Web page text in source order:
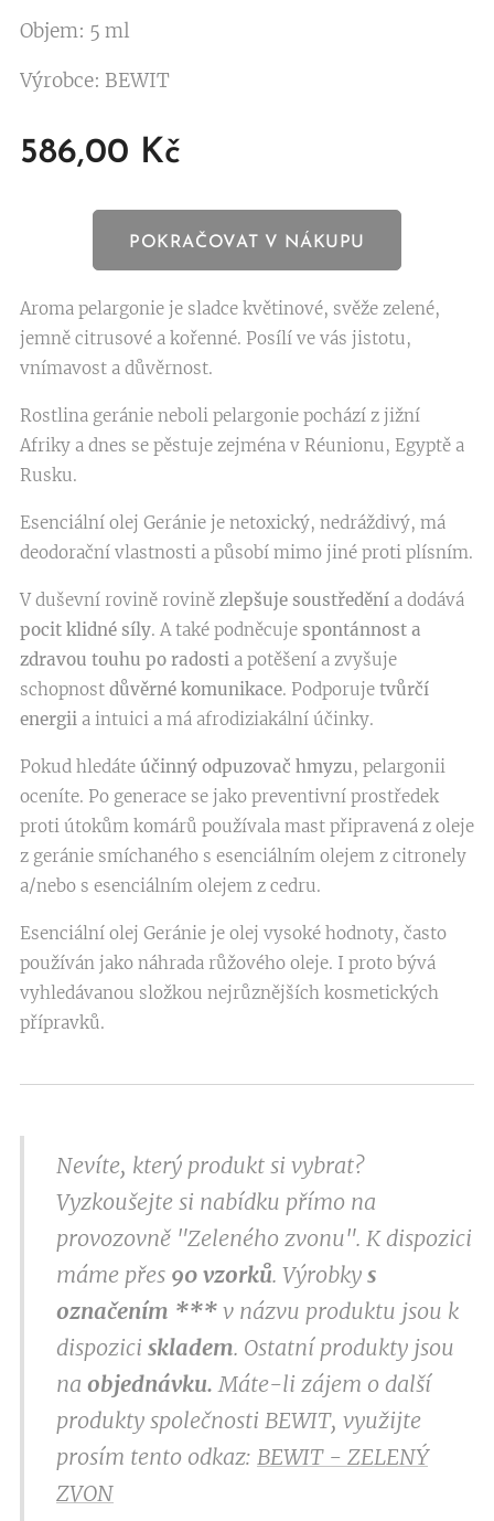
Objem: 5 ml
Výrobce: BEWIT
586,00 Kč
POKRAČOVAT V NÁKUPU
Aroma pelargonie je sladce květinové, svěže zelené,
jemně citrusové a kořenné. Posílí ve vás jistotu,
vnímavost a důvěrnost.
Rostlina geránie neboli pelargonie pochází z jižní
Afriky a dnes se pěstuje zejména v Réunionu, Egyptě a
Rusku.
Esenciální olej Geránie je netoxický, nedráždivý, má
deodorační vlastnosti a působí mimo jiné proti plísním.
V duševní rovině rovině zlepšuje soustředění a dodává
pocit klidné síly. A také podněcuje spontánnost a
zdravou touhu po radosti a potěšení a zvyšuje
schopnost důvěrné komunikace. Podporuje tvůrčí
energii a intuici a má afrodiziakální účinky.
Pokud hledáte účinný odpuzovač hmyzu, pelargonii
oceníte. Po generace se jako preventivní prostředek
proti útokům komárů používala mast připravená z oleje
z geránie smíchaného s esenciálním olejem z citronely
a/nebo s esenciálním olejem z cedru.
Esenciální olej Geránie je olej vysoké hodnoty, často
používán jako náhrada růžového oleje. I proto bývá
vyhledávanou složkou nejrůznějších kosmetických
přípravků.
Nevíte, který produkt si vybrat?
Vyzkoušejte si nabídku přímo na
provozovně "Zeleného zvonu". K dispozici
máme přes 90 vzorků. Výrobky s
označením *** v názvu produktu jsou k
dispozici skladem. Ostatní produkty jsou
na objednávku. Máte-li zájem o další
produkty společnosti BEWIT, využijte
prosím tento odkaz: BEWIT - ZELENÝ
ZVON